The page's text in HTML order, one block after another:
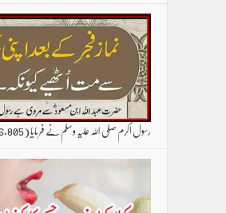
رسول اکرم صلی اللہ علیہ وسلم نے فرمایا(6,805)